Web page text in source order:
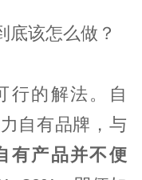
底该怎么做？
行的解法。自
自有品牌，与
有产品并不便